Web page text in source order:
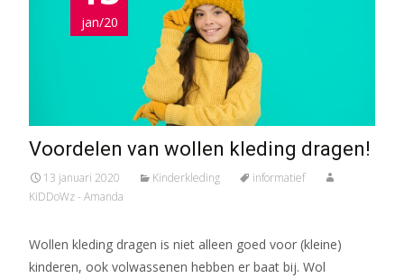
jan/20
Voordelen van wollen kleding dragen!
13 januari 2020 Kinderkleding
informatief
KiDDoWz - Amanda
Wollen kleding dragen is niet alleen goed voor (kleine)
kinderen, ook volwassenen hebben er baat bij. Wol